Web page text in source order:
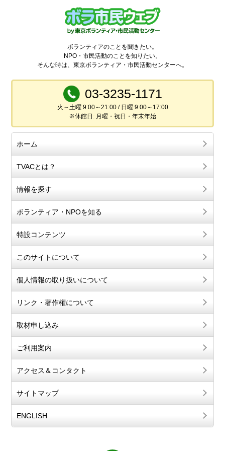
ボランティアのことを聞きたい。
NPO・市民活動のことを知りたい。
そんな時は、東京ボランティア・市民活動センターへ。
03-3235-1171
火～土曜 9:00～21:00 / 日曜 9:00～17:00
※休館日: 月曜・祝日・年末年始
ホーム
TVACとは？
情報を探す
ボランティア・NPOを知る
特設コンテンツ
このサイトについて
個人情報の取り扱いについて
リンク・著作権について
取材申し込み
ご利用案内
アクセス＆コンタクト
サイトマップ
ENGLISH